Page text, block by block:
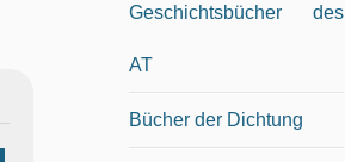
Geschichtsbücher des
AT
Bücher der Dichtung